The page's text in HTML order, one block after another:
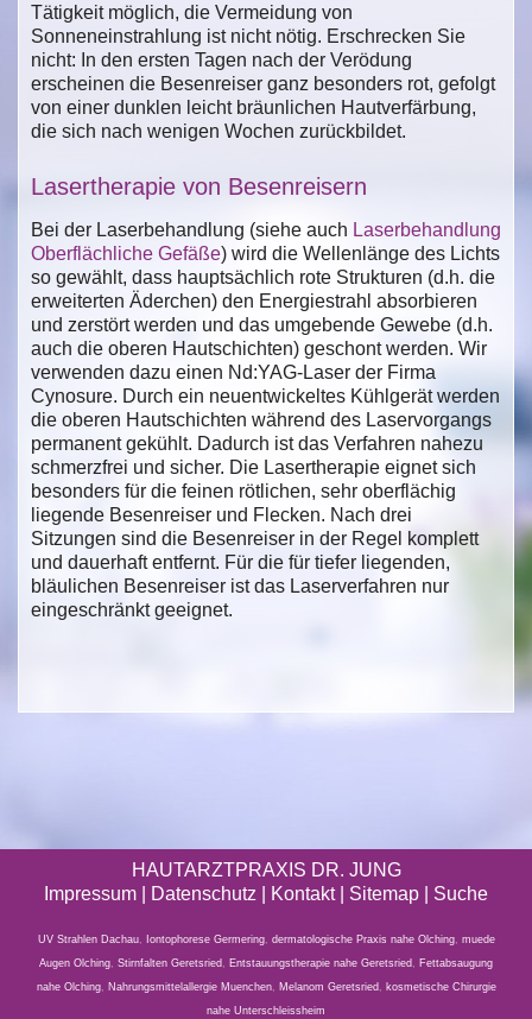
Tätigkeit möglich, die Vermeidung von
Sonneneinstrahlung ist nicht nötig. Erschrecken Sie
nicht: In den ersten Tagen nach der Verödung
erscheinen die Besenreiser ganz besonders rot, gefolgt
von einer dunklen leicht bräunlichen Hautverfärbung,
die sich nach wenigen Wochen zurückbildet.
Lasertherapie von Besenreisern
Bei der Laserbehandlung (siehe auch Laserbehandlung
Oberflächliche Gefäße) wird die Wellenlänge des Lichts
so gewählt, dass hauptsächlich rote Strukturen (d.h. die
erweiterten Äderchen) den Energiestrahl absorbieren
und zerstört werden und das umgebende Gewebe (d.h.
auch die oberen Hautschichten) geschont werden. Wir
verwenden dazu einen Nd:YAG-Laser der Firma
Cynosure. Durch ein neuentwickeltes Kühlgerät werden
die oberen Hautschichten während des Laservorgangs
permanent gekühlt. Dadurch ist das Verfahren nahezu
schmerzfrei und sicher. Die Lasertherapie eignet sich
besonders für die feinen rötlichen, sehr oberflächig
liegende Besenreiser und Flecken. Nach drei
Sitzungen sind die Besenreiser in der Regel komplett
und dauerhaft entfernt. Für die für tiefer liegenden,
bläulichen Besenreiser ist das Laserverfahren nur
eingeschränkt geeignet.
HAUTARZTPRAXIS DR. JUNG
Impressum
Datenschutz | Kontakt | Sitemap Suche
UV Strahlen Dachau, Iontophorese Germering, dermatologische Praxis nahe Olching, muede
Augen Olching, Stirnfalten Geretsried , Entstauungstherapie nahe Geretsried , Fettabsaugung
nahe Olching, Nahrungsmittelallergie Muenchen, Melanom Geretsried , kosmetische Chirurgie
nahe Unterschleissheim